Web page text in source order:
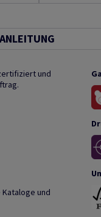
ANLEITUNG
und
und